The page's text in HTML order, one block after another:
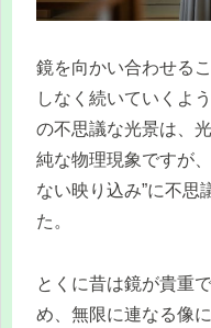
鏡を向かい合わせる
しなく続いていくよ
の不思議な光景は、
純な物理現象ですが
ない映り込み”に不思
た。
とくに昔は鏡が貴重
め、無限に連なる像